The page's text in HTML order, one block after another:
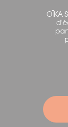
OÏKA